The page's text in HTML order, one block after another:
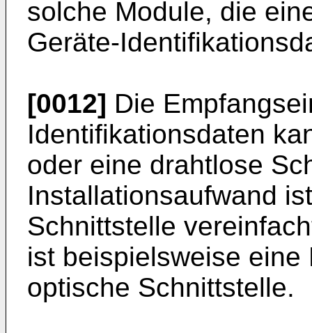
solche Module, die
Geräte-
[0012] Die
Identifikationsdaten
oder eine drahtlose
Installationsaufwand
Schnittstelle
ist beispielsweise
optische Schnittstelle.